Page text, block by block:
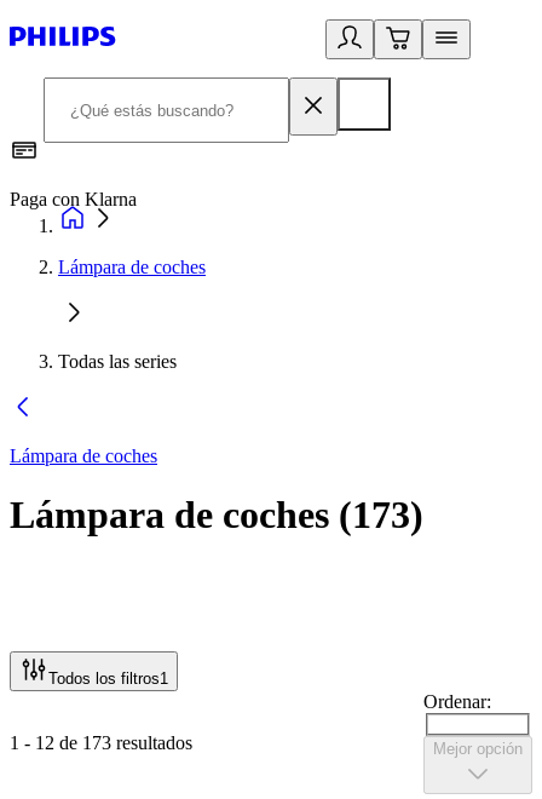
Paga con Klarna
Lámpara de coches
Todas las series
Lámpara de coches
Lámpara de coches (173)
Todos los filtros1
1 - 12 de 173 resultados
Ordenar:
Mejor opción